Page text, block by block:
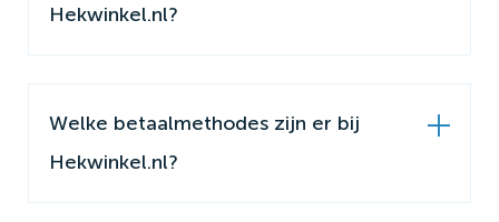
Hekwinkel.nl?
Welke betaalmethodes zijn er bij
Hekwinkel.nl?